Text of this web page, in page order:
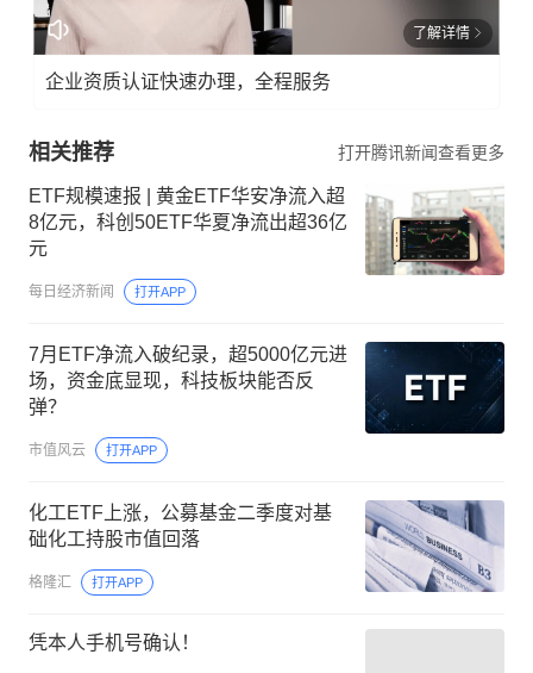
了解详情
企业资质认证快速办理，全程服务
相关推荐 打开腾讯新闻查看更多
ETF规模速报 | 黄金ETF华安净流入超
8亿元，科创50ETF华夏净流出超36亿
元
每日经济新闻 打开APP
7月ETF净流入破纪录，超5000亿元进
场，资金底显现，科技板块能否反
弹？
市值风云 打开APP
化工ETF上涨，公募基金二季度对基
础化工持股市值回落
格隆汇 打开APP
凭本人手机号确认！